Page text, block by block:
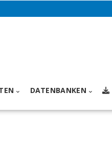
DATENBANKEN